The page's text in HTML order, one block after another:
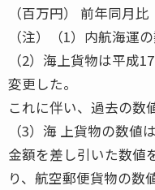
（百万円） 前年同月
（注）（1）内航海運
（2）海上貨物は平成
変更した。
これに伴い、過去の数
（3）海 上貨物の数値
金額を差し引いた数値
り、航空郵便貨物の数